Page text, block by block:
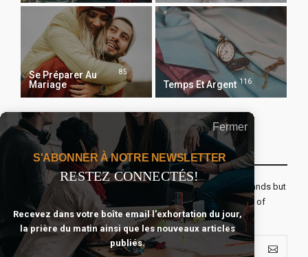
Se Préparer Au
Mariage
85
Temps Et Argent 116
Recevoir Notre Newsletter Chaque Matin
The real voyage of discovery consists not in seeking new lands but
seeing with new eyes. All journeys have secret destinations of
which the traveler is unaware.
Fermer
S'ABONNER À NOTRE NEWSLETTER
RESTEZ CONNECTÉS!
Recevez dans votre boîte email l'exhortation du jour,
la prière du matin ainsi que les nouveaux articles
publiés.